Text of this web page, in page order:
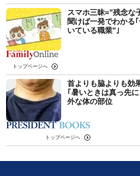
スマホ三昧="残念
聞けば一発でわかる
いている職業"｣
トップページへ
首よりも脇よりも効
｢暑いときは真っ先
外な体の部位
トップページへ